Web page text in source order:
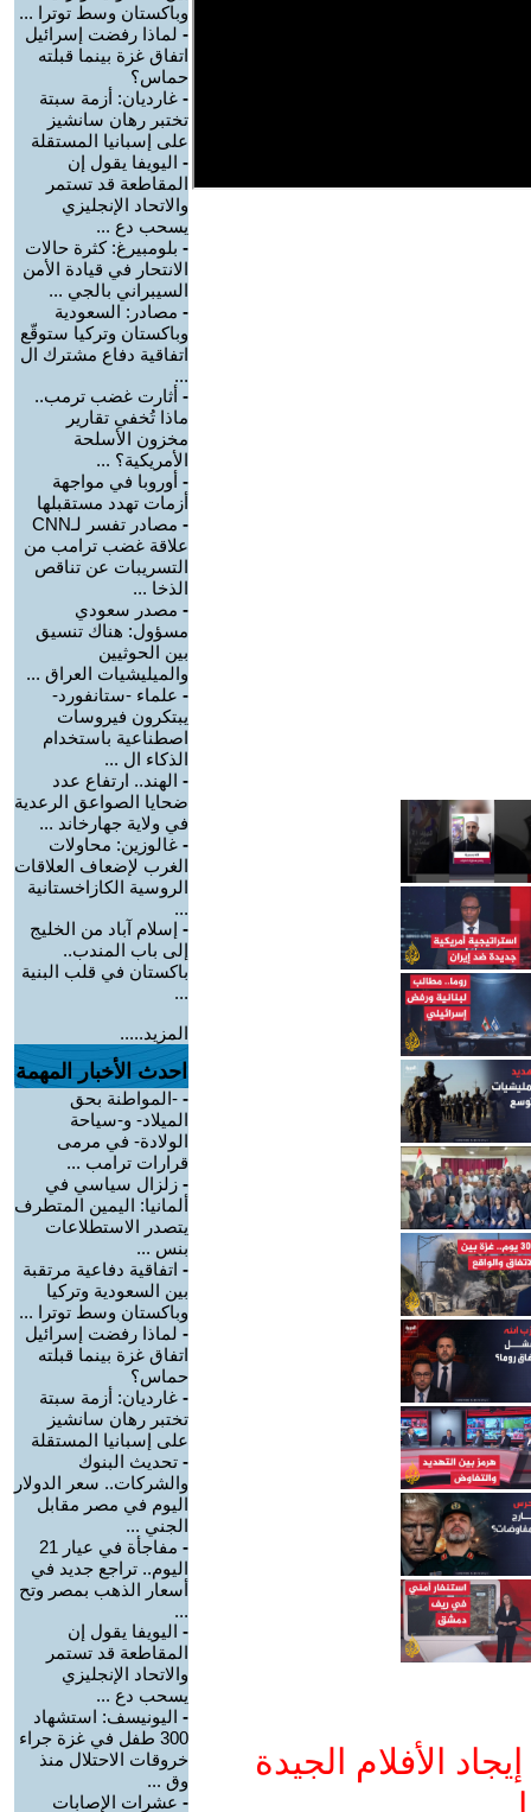
الأفلام الجيدة
وباكستان وسط توترا ...
- لماذا رفضت إسرائيل
اتفاق غزة بينما قبلته
حماس؟
- غارديان: أزمة سبتة
تختبر رهان سانشيز
على إسبانيا المستقلة
- اليويفا يقول إن
المقاطعة قد تستمر
والاتحاد الإنجليزي
يسحب دع ...
- بلومبيرغ: كثرة حالات
الانتحار في قيادة الأمن
السيبراني بالجي ...
- مصادر: السعودية
وباكستان وتركيا ستوقّع
اتفاقية دفاع مشترك ال
...
- أثارت غضب ترمب..
ماذا تُخفي تقارير
مخزون الأسلحة
الأمريكية؟ ...
- أوروبا في مواجهة
أزمات تهدد مستقبلها
-
مصادر تفسر لـCNN
علاقة غضب ترامب من
التسريبات عن تناقص
الذخا ...
- مصدر سعودي
مسؤول: هناك تنسيق
بين الحوثيين
والميليشيات العراق ...
- علماء -ستانفورد-
يبتكرون فيروسات
اصطناعية باستخدام
الذكاء ال ...
- الهند.. ارتفاع عدد
ضحايا الصواعق الرعدية
في ولاية جهارخاند ...
- غالوزين: محاولات
الغرب لإضعاف العلاقات
الروسية الكازاخستانية
...
- إسلام آباد من الخليج
إلى باب المندب..
باكستان في قلب البنية
...
المزيد.....
احدث الأخبار المهمة
- -المواطنة بحق
الميلاد- و-سياحة
الولادة- في مرمى
قرارات ترامب ...
- زلزال سياسي في
ألمانيا: اليمين المتطرف
يتصدر الاستطلاعات
بنس ...
- اتفاقية دفاعية مرتقبة
بين السعودية وتركيا
وباكستان وسط توترا ...
- لماذا رفضت إسرائيل
اتفاق غزة بينما قبلته
حماس؟
- غارديان: أزمة سبتة
تختبر رهان سانشيز
على إسبانيا المستقلة
- تحديث البنوك
والشركات.. سعر الدولار
اليوم في مصر مقابل
الجني ...
-
مفاجأة في عيار 21
اليوم.. تراجع جديد في
أسعار الذهب بمصر وتح
...
- اليويفا يقول إن
المقاطعة قد تستمر
والاتحاد الإنجليزي
يسحب دع ...
- اليونيسف: استشهاد
300 طفل في غزة جراء
خروقات الاحتلال منذ
وق ...
- عشرات الإصابات